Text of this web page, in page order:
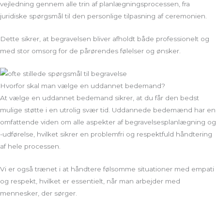
vejledning gennem alle trin af planlægningsprocessen, fra
juridiske spørgsmål til den personlige tilpasning af ceremonien.
Dette sikrer, at begravelsen bliver afholdt både professionelt og
med stor omsorg for de pårørendes følelser og ønsker.
Hvorfor skal man vælge en uddannet bedemand?
At vælge en uddannet bedemand sikrer, at du får den bedst
mulige støtte i en utrolig svær tid. Uddannede bedemænd har en
omfattende viden om alle aspekter af begravelsesplanlægning og
-udførelse, hvilket sikrer en problemfri og respektfuld håndtering
af hele processen.
Vi er også trænet i at håndtere følsomme situationer med empati
og respekt, hvilket er essentielt, når man arbejder med
mennesker, der sørger.